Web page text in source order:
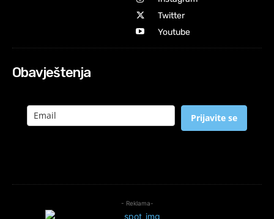
Twitter
Youtube
Obavještenja
Prijavite se
- Reklama-